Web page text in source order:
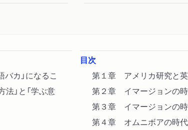
カ」になるこ
」と「学ぶ意
目次
第１章 アメリカ研究と
第２章 イマージョンの
第３章 イマージョンの
第４章 オムニボアの時